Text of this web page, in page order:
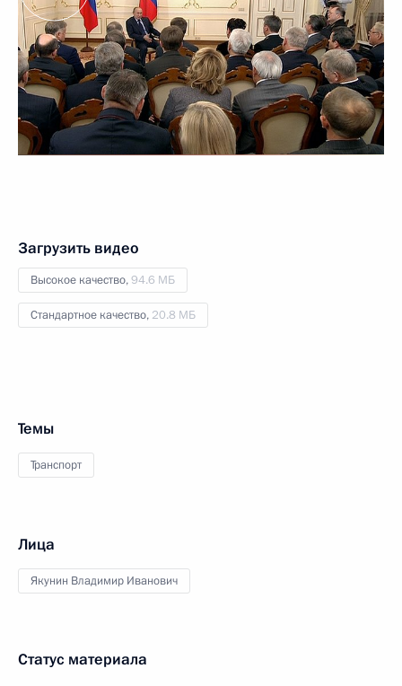
Загрузить видео
Высокое качество,94.6 МБ
Стандартное качество, 20.8 МБ
Темы
Транспорт
Лица
Якунин Владимир Иванович
Статус материала